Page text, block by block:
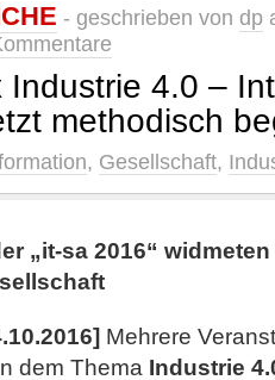
- geschrieben von dp
Industrie 4.0 –
methodisch
, Gesellschaft,
„it-sa 2016“
Mehrere
dem Thema Industrie